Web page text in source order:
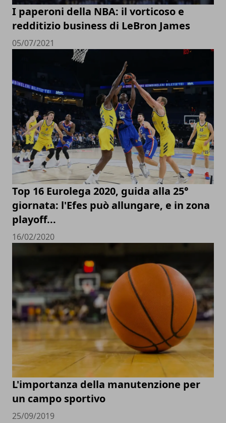
I paperoni della NBA: il vorticoso e
redditizio business di LeBron James
05/07/2021
Top 16 Eurolega 2020, guida alla 25°
giornata: l'Efes può allungare, e in zona
playoff...
16/02/2020
L'importanza della manutenzione per
un campo sportivo
25/09/2019